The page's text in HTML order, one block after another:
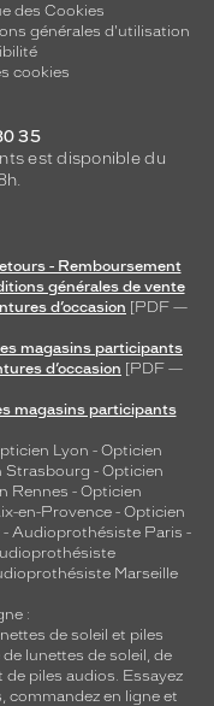
des Cookies
générales d'utilisation
cookies
35
est disponible du
- Remboursement
générales de vente
d’occasion [PDF —
magasins participants
d’occasion [PDF —
magasins participants
Lyon - Opticien
Strasbourg - Opticien
Rennes - Opticien
en-Provence - Opticien
- Audioprothésiste Paris -
Marseille
:
de soleil et piles
lunettes de soleil, de
de piles audios. Essayez
commandez en ligne et